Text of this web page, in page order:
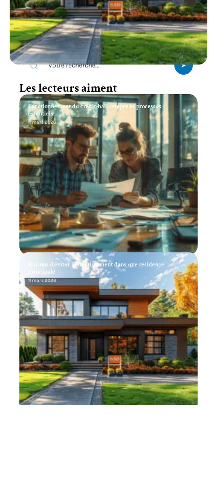
Recherche
Les lecteurs aiment
Fonctionnement du crédit-bail : étapes et processus
essentiels
11 mars 2026
Raisons d’éviter l’investissement dans une résidence
principale
11 mars 2026